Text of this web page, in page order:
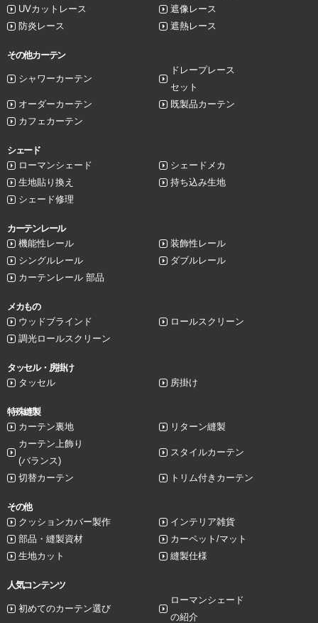
UVカットレース
遮像レース
防炎レース
遮熱レース
その他カーテン
シャワーカーテン
ドレープレース
セット
オーダーカーテン
既製品カーテン
カフェカーテン
シェード
ローマンシェード
シェードメカ
生地貼り換え
持ち込み生地
シェード修理
カーテンレール
機能性レール
装飾性レール
シングルレール
ダブルレール
カーテンレール 部品
メカもの
ウッドブラインド
ロールスクリーン
調光ロールスクリーン
タッセル・房掛け
タッセル
房掛け
特殊縫製
カーテン裏地
リターン縫製
カーテン上飾り
(バランス)
スタイルカーテン
切替カーテン トリム付きカーテン
その他
クッションカバー製作
インテリア雑貨
部品・縫製資材
カーペット/マット
生地カット
縫製仕様
人気コンテンツ
初めてのカーテン選び
ローマンシェード
の紹介